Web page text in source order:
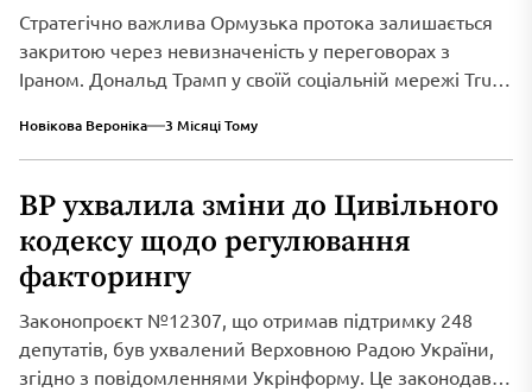
Стратегічно важлива Ормузька протока залишається
закритою через невизначеність у переговорах з
Іраном. Дональд Трамп у своїй соціальній мережі Truth
Новікова Вероніка 3 Місяці Тому
ВР ухвалила зміни до Цивільного
кодексу щодо регулювання
факторингу
Законопроєкт №12307, що отримав підтримку 248
депутатів, був ухвалений Верховною Радою України,
згідно з повідомленнями Укрінформу. Це законодавче